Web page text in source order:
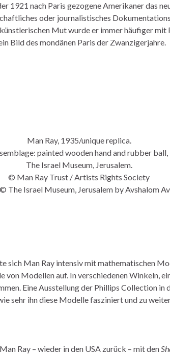
1921 nach Paris gezogene Amerikaner das
oder journalistisches
Mut wurde er immer häufiger
Bild des mondänen Paris der Zwanzigerjahre.
Man Ray, 1935/unique replica.
painted wooden hand and rubber ball,
The Israel Museum, Jerusalem.
© Man Ray Trust / Artists Rights Society
The Israel Museum, Jerusalem by Avshalom
sich Man Ray intensiv mit mathematischen
von Modellen auf. In verschiedenen Winkeln,
Eine Ausstellung der Phillips Collection in
sehr ihn diese Modelle fasziniert und zu
Ray – wieder in den USA zurück – mit den